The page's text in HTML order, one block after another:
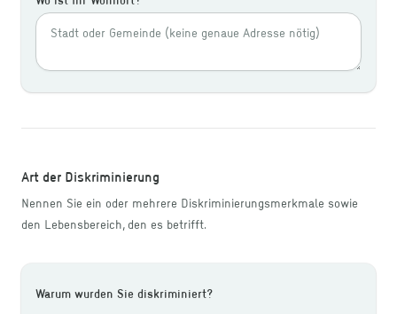
Art der Diskriminierung
Nennen Sie ein oder mehrere Diskriminierungsmerkmale sowie
den Lebensbereich, den es betrifft.
Warum wurden Sie diskriminiert?